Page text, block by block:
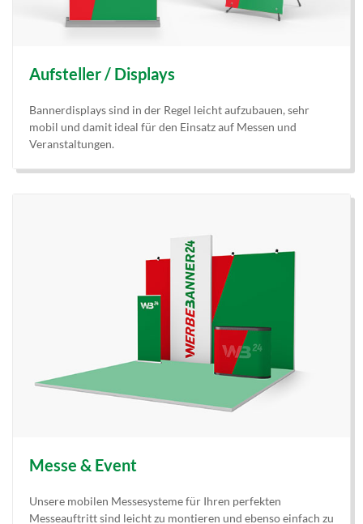
Aufsteller / Displays
Bannerdisplays sind in der Regel leicht aufzubauen, sehr
mobil und damit ideal für den Einsatz auf Messen und
Veranstaltungen.
Messe & Event
Unsere mobilen Messesysteme für Ihren perfekten
Messeauftritt sind leicht zu montieren und ebenso einfach zu